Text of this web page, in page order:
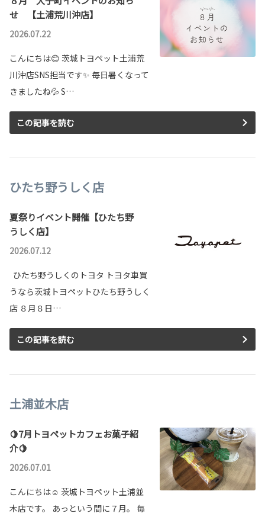
せ 【土浦荒川沖店】
2026.07.22
こんにちは😊 茨城トヨペット土浦荒
川沖店SNS担当です✨ 毎日暑くなって
きましたね💦 S…
この記事を読む
ひたち野うしく店
夏祭りイベント開催【ひたち野
うしく店】
2026.07.12
ひたち野うしくのトヨタ トヨタ車買
うなら茨城トヨペットひたち野うしく
店 ８月８日…
この記事を読む
土浦並木店
🍋7月トヨペットカフェお菓子紹
介🍋
2026.07.01
こんにちは☺ 茨城トヨペット土浦並
木店です。 あっという間に７月。 毎